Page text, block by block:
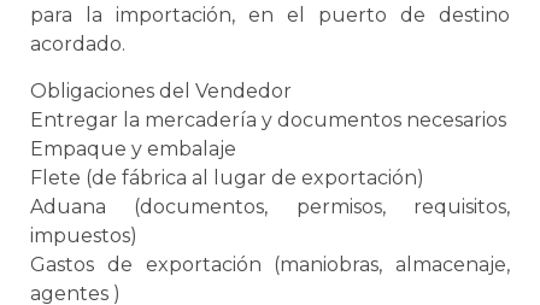
para la importación, en el puerto de destino
acordado.
Obligaciones del Vendedor
Entregar la mercadería y documentos necesarios
Empaque y embalaje
Flete (de fábrica al lugar de exportación)
Aduana (documentos, permisos, requisitos,
impuestos)
Gastos de exportación (maniobras, almacenaje,
agentes )